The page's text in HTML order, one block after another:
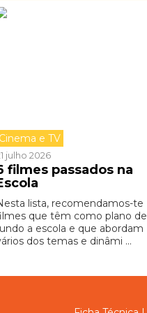
Cinema e TV
julho 2026
filmes passados na
lista, recomendamos-te
que têm como plano de
a escola e que abordam
dos temas e dinâmi ...